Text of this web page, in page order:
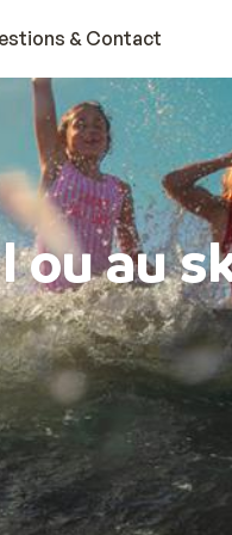
& Contact
ou au